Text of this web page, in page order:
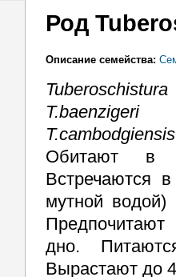
Род
Описание семейства:
Tuberoschistura
T.cambodgiensis
Обитают в
Встречаются
мутной водой)
дно.
Вырастают до